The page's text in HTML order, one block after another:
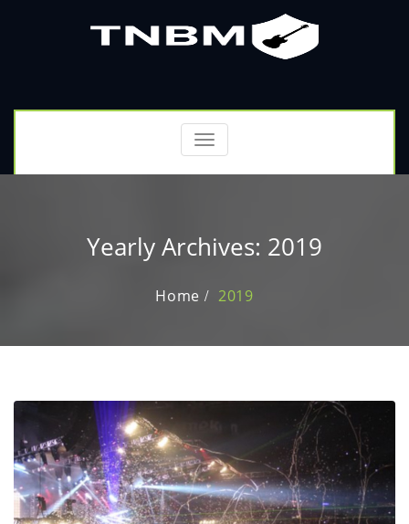
Toggle
navigation
Yearly Archives: 2019
Home 2019